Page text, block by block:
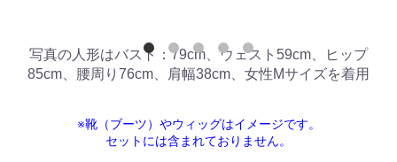
写真の人形はバスト：79cm、ウェスト59cm、ヒップ
85cm、腰周り76cm、肩幅38cm、女性Mサイズを着用
※靴（ブーツ）やウィッグはイメージです。
セットには含まれておりません。